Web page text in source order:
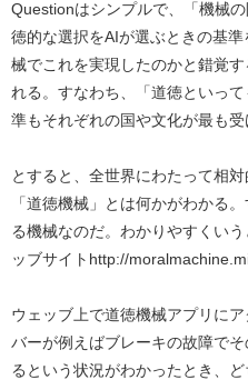
Questionはシンプルで、「機械
徳的な選択をAIが選ぶときの基
械でこれを実現したのかと錯覚
れる。すなわち、「道徳といっ
準もそれぞれの国や文化が最も
とすると、全世界にわたって相
「道徳機械」とは何かがわかる
る機械なのだ。わかりやすくい
ッブサイトhttp://
ウェッブ上で道徳機械アプリに
バーが例えばブレーキの故障で
るという状況がわかったとき、